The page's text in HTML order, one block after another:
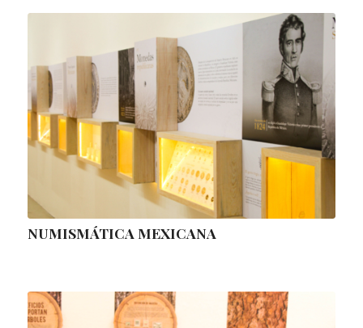
NUMISMÁTICA MEXICANA